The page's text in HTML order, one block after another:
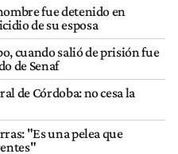
fue detenido en
de su esposa
cuando salió de prisión fue
de Senaf
de Córdoba: no cesa la
"Es una pelea que